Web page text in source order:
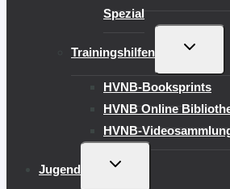
Spezial
Trainingshilfen
HVNB-Booksprints
HVNB Online
HVNB-
Jugend
UNTERMENÜ